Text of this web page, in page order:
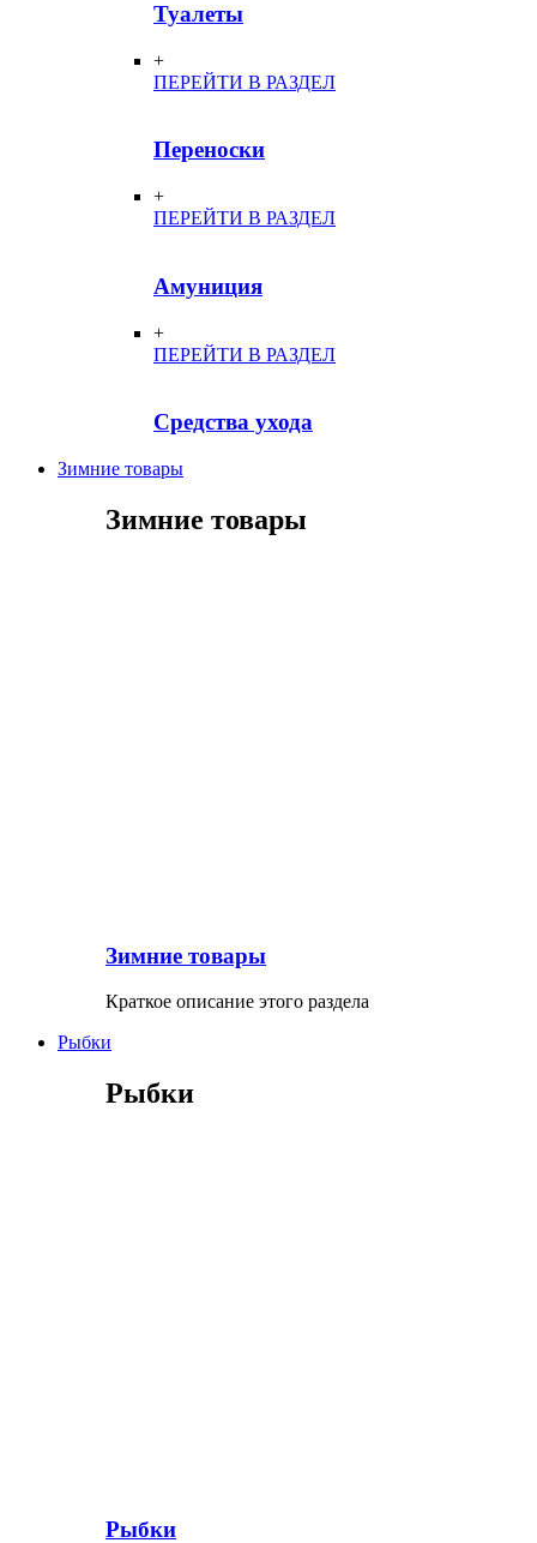
Туалеты
+
ПЕРЕЙТИ В РАЗДЕЛ
Переноски
+
ПЕРЕЙТИ В РАЗДЕЛ
Амуниция
+
ПЕРЕЙТИ В РАЗДЕЛ
Средства ухода
Зимние товары
Зимние товары
Зимние товары
Краткое описание этого раздела
Рыбки
Рыбки
Рыбки